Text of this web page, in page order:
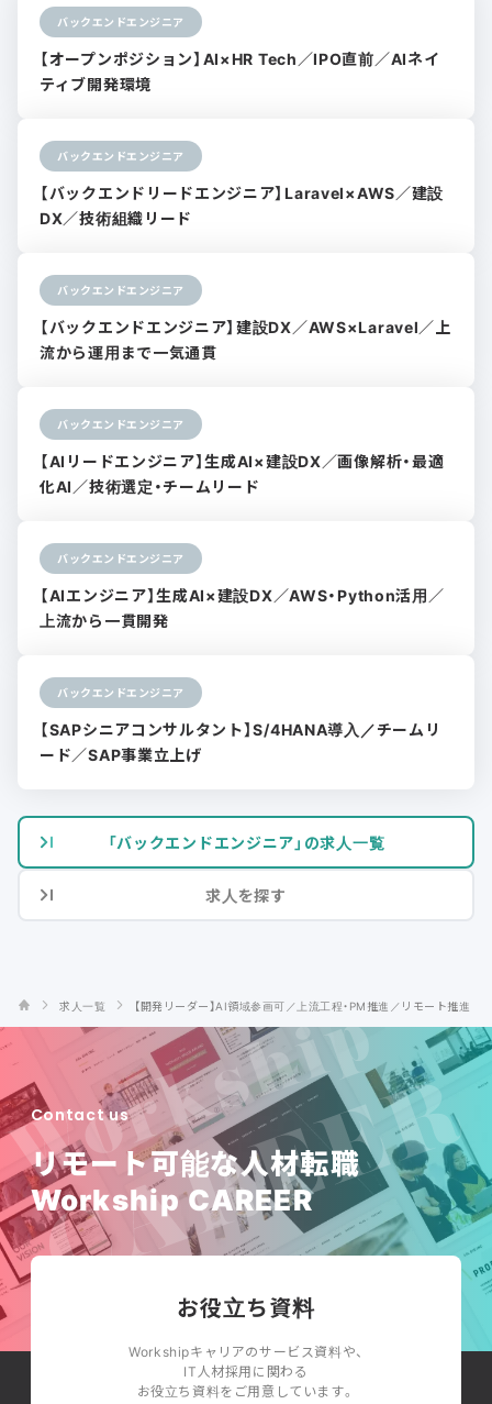
バックエンドエンジニア
【オープンポジション】AI×HR Tech／IPO直前／AIネイ
ティブ開発環境
バックエンドエンジニア
【バックエンドリードエンジニア】Laravel×AWS／建設
DX／技術組織リード
バックエンドエンジニア
【バックエンドエンジニア】建設DX／AWS×Laravel／上
流から運用まで一気通貫
バックエンドエンジニア
【AIリードエンジニア】生成AI×建設DX／画像解析・最適
化AI／技術選定・チームリード
バックエンドエンジニア
【AIエンジニア】生成AI×建設DX／AWS・Python活用／
上流から一貫開発
バックエンドエンジニア
【SAPシニアコンサルタント】S/4HANA導入／チームリ
ード／SAP事業立上げ
「バックエンドエンジニア」の求人一覧
求人を探す
求人一覧 【開発リーダー】AI領域参画可／上流工程・PM推進／リモート推進
Contact us
リモート可能な人材転職
Workship CAREER
お役立ち資料
Workshipキャリアのサービス資料や、
IT人材採用に関わる
お役立ち資料をご用意しています。